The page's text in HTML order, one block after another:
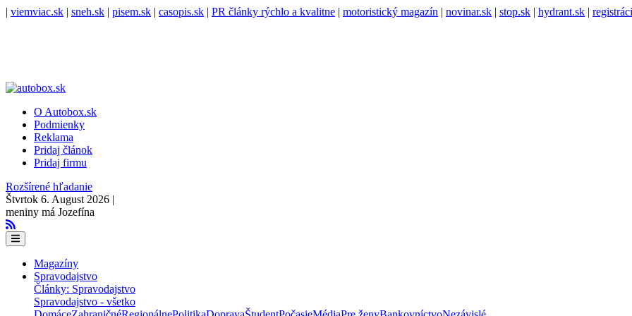
| viemviac.sk | sneh.sk | pisem.sk | casopis.sk | PR články rýchlo a kvalitne | motoristický magazín | novinar.sk | stop.sk | hydrant.sk |
O Autobox.sk
Podmienky
Reklama
Pridaj článok
Pridaj firmu
Rozšírené hľadanie
Štvrtok 6. August 2026 |
meniny má Jozefína
Magazíny
Spravodajstvo
Články: Spravodajstvo
Spravodajstvo - všetko